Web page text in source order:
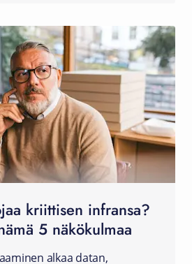
kriittisen infransa?
5 näkökulmaa
alkaa datan,